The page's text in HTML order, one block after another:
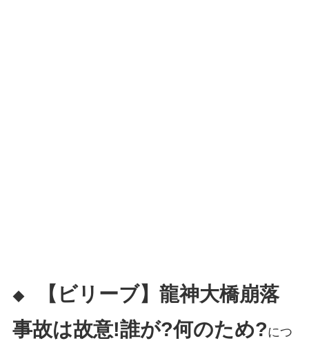
◆
【ビリーブ】龍神大橋崩落
事故は故意!誰が?何のため?につ